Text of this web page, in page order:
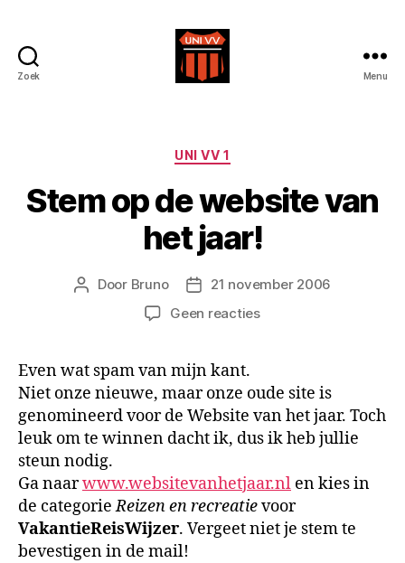
Zoek Menu
Categorieën
UNI VV 1
Stem op de website van
het jaar!
Berichtauteur
Door Bruno Berichtdatum
21 november 2006
Geen reactiesop
website
van
het
Even wat spam van mijn kant.
Niet onze nieuwe, maar onze oude site is
genomineerd voor de Website van het jaar. Toch
leuk om te winnen dacht ik, dus ik heb jullie
steun nodig.
Ga naarwww.websitevanhetjaar.nl en kies in
de categorieReizen en recreatievoor
VakantieReisWijzer. Vergeet niet je stem te
bevestigen in de mail!